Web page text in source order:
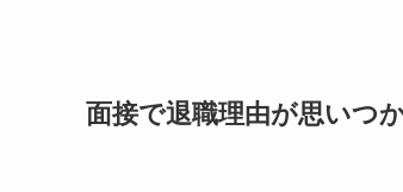
面接で退職理由が思いつ